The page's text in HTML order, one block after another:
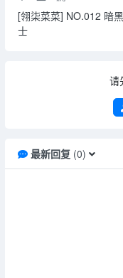
[翎柒菜菜] NO.012 暗
士
请
最新回复(0)